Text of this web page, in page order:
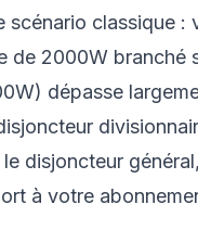
scénario classique :
de 2000W branché
dépasse
disjoncteur
à votre